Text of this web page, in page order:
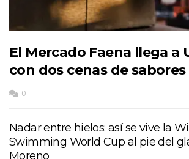
El Mercado Faena llega a
con dos cenas de
0
Nadar entre hielos: así se vive la
Swimming World Cup al pie del
Moreno